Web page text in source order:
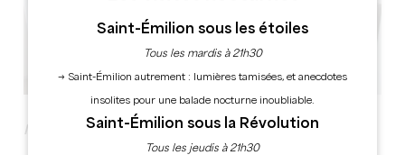
Initiation à la dégustation des vins de Saint-Emilion
Saint-Émilion sous les étoiles
Tous les mardis à 21h30
→ Saint-Émilion autrement : lumières tamisées, et anecdotes
insolites pour une balade nocturne inoubliable.
Saint-Émilion sous la Révolution
Tous les jeudis à 21h30